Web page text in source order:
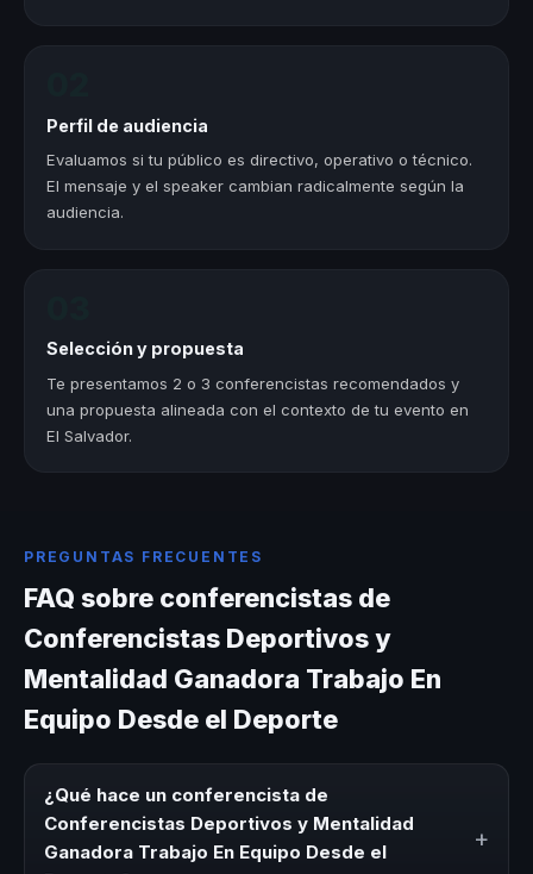
Perfil de audiencia
Evaluamos si tu público es directivo, operativo o técnico.
El mensaje y el speaker cambian radicalmente según la
audiencia.
Selección y propuesta
Te presentamos 2 o 3 conferencistas recomendados y
una propuesta alineada con el contexto de tu evento en
El Salvador.
PREGUNTAS FRECUENTES
FAQ sobre conferencistas de
Conferencistas Deportivos y
Mentalidad Ganadora Trabajo En
Equipo Desde el Deporte
¿Qué hace un conferencista de
Conferencistas Deportivos y Mentalidad
Ganadora Trabajo En Equipo Desde el
+